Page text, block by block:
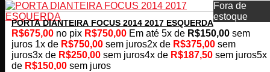
Fora de
estoque
PORTA DIANTEIRA FOCUS 2014 2017 ESQUERDA
R$675,00 no pix R$750,00 Em até 5x de R$150,00 sem
juros 1x de R$750,00 sem juros2x de R$375,00 sem
juros3x de R$250,00 sem juros4x de R$187,50 sem juros5x
de R$150,00 sem juros